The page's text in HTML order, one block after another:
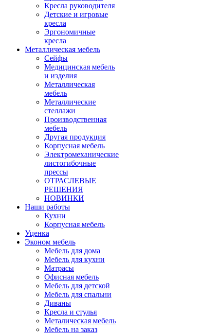
Кресла руководителя
Детские и игровые
кресла
Эргономичные
кресла
Металлическая мебель
Сейфы
Медицинская мебель
и изделия
Металлическая
мебель
Металлические
стеллажи
Производственная
мебель
Другая продукция
Корпусная мебель
Электромеханические
листогибочные
прессы
ОТРАСЛЕВЫЕ
РЕШЕНИЯ
НОВИНКИ
Наши работы
Кухни
Корпусная мебель
Уценка
Эконом мебель
Мебель для дома
Мебель для кухни
Матрасы
Офисная мебель
Мебель для детской
Мебель для спальни
Диваны
Кресла и стулья
Металическая мебель
Мебель на заказ